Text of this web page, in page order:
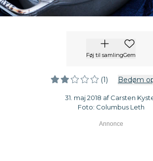
Føj til samlingGem
(1) Bedøm
31. maj 2018 af Carsten
Foto: Columbus Leth